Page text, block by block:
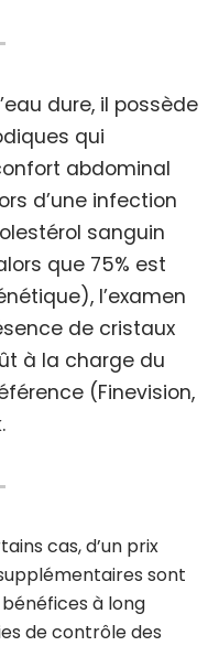
dure, il possède
qui
abdominal
d’une infection
sanguin
que 75% est
l’examen
de cristaux
à la charge du
(Finevision,
cas, d’un prix
sont
à long
de contrôle des